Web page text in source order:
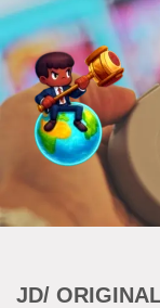
Ir
para
o
conteúdo
JD/